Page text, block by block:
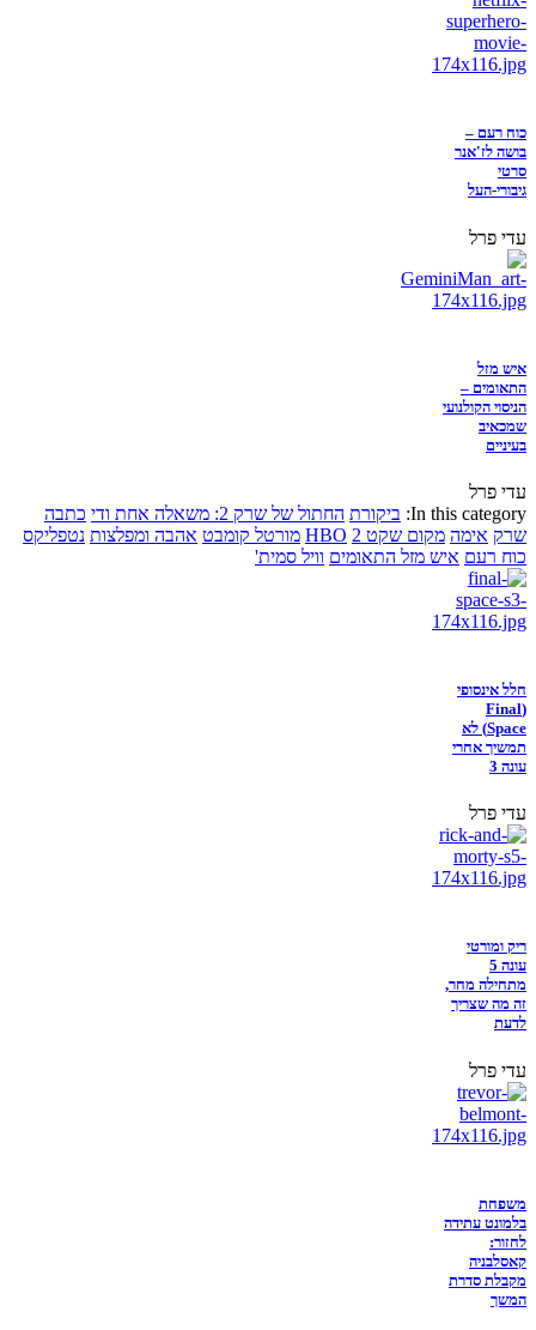
כוח רעם –
בושה לז'אנר
סרטי
גיבורי-העל
עדי פרל
איש מזל
התאומים –
הניסוי הקולנועי
שמכאיב
בעיניים
עדי פרל
In this category: ביקורת החתול של שרק 2: משאלה אחת ודי
כתבה
שרק אימה מקום שקט 2 HBO מורטל קומבט אהבה ומפלצות נטפליקס
כוח רעם איש מזל התאומים וויל סמית'
חלל אינסופי
(Final
Space) לא
תמשיך אחרי
עונה 3
עדי פרל
ריק ומורטי
עונה 5
מתחילה מחר,
זה מה שצריך
לדעת
עדי פרל
משפחת
בלמונט עתידה
לחזור:
קאסלבניה
מקבלת סדרת
המשך